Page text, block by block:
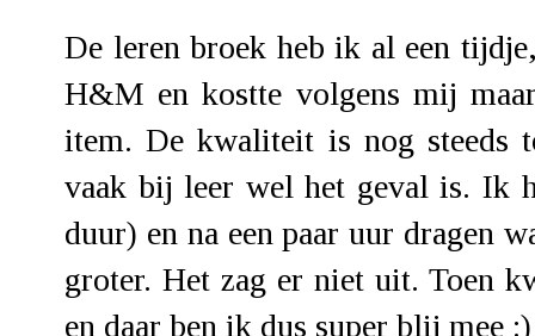
De leren broek heb ik al een
H&M en kostte volgens mij
item. De kwaliteit is nog steeds
vaak bij leer wel het geval is. Ik
duur) en na een paar uur dragen
groter. Het zag er niet uit. Toen
en daar ben ik dus super blij mee :)